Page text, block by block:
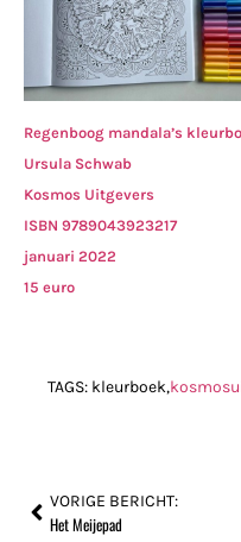
Regenboog mandala’s
Ursula Schwab
Kosmos Uitgevers
ISBN 9789043923217
januari 2022
15 euro
TAGS: kleurboek,
VORIGE BERICHT:
Het Meijepad